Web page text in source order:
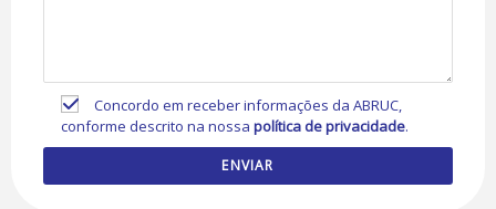
Concordo em receber informações da ABRUC,
conforme descrito na nossapolítica de privacidade.